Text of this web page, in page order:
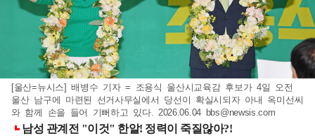
[울산=뉴시스] 배병수 기자 = 조용식 울산시교육감 후보가 4일 오전
울산 남구에 마련된 선거사무실에서 당선이 확실시되자 아내 옥미선씨
와 함께 손을 들어 기뻐하고 있다. 2026.06.04 bbs@newsis.com